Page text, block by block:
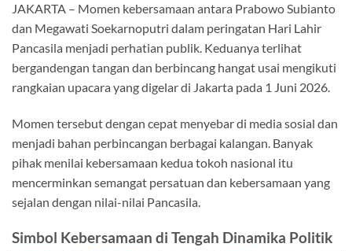
JAKARTA – Momen kebersamaan antara Prabowo Subianto
dan Megawati Soekarnoputri dalam peringatan Hari Lahir
Pancasila menjadi perhatian publik. Keduanya terlihat
bergandengan tangan dan berbincang hangat usai mengikuti
rangkaian upacara yang digelar di Jakarta pada 1 Juni 2026.
Momen tersebut dengan cepat menyebar di media sosial dan
menjadi bahan perbincangan berbagai kalangan. Banyak
pihak menilai kebersamaan kedua tokoh nasional itu
mencerminkan semangat persatuan dan kebersamaan yang
sejalan dengan nilai-nilai Pancasila.
Simbol Kebersamaan di Tengah Dinamika Politik